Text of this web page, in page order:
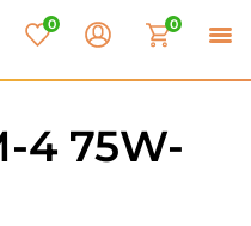
0 0
75W-